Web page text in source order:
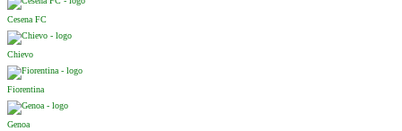
Cesena FC
Chievo
Fiorentina
Genoa